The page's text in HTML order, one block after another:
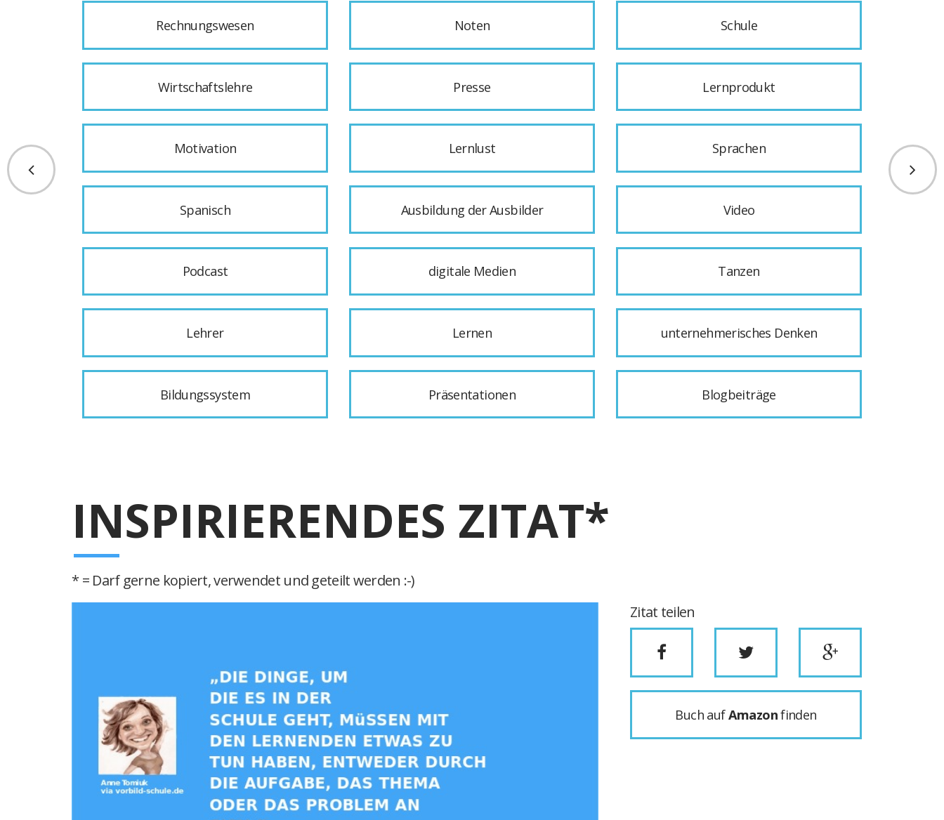
Rechnungswesen Noten Schule
Wirtschaftslehre Presse Lernprodukt
Motivation Lernlust Sprachen
Spanisch Ausbildung der Ausbilder Video
Podcast digitale Medien Tanzen
Lehrer Lernen unternehmerisches Denken
Bildungssystem Präsentationen Blogbeiträge
INSPIRIERENDES ZITAT*
* = Darf gerne kopiert, verwendet und geteilt werden :-)
Zitat teilen
Buch aufAmazonfinden